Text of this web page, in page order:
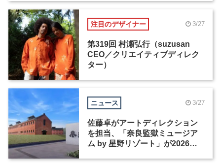
注目のデザイナー 3/27
第319回 村瀬弘行（suzusan
CEO／クリエイティブディレク
ター）
ニュース 3/27
佐藤卓がアートディレクション
を担当、「奈良監獄ミュージア
ム by 星野リゾート」が2026年4